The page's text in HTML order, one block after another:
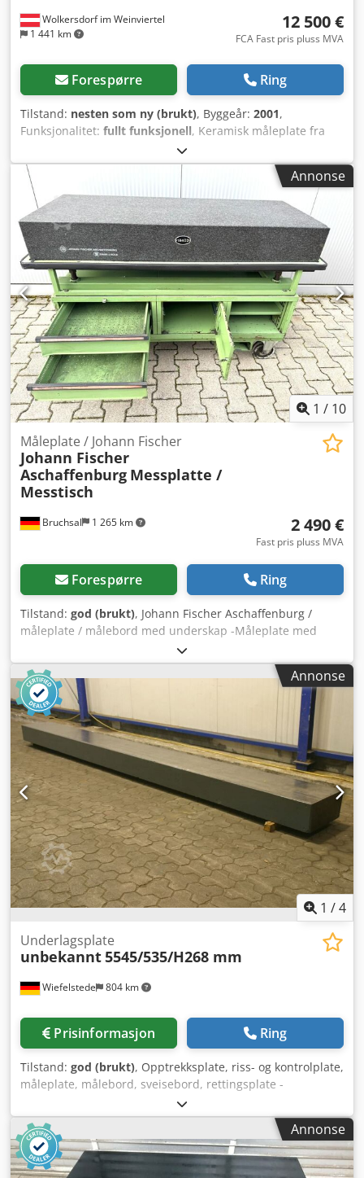
Wolkersdorf im Weinviertel
1 441 km
12 500 €
FCA Fast pris pluss MVA
Forespørre Ring
Tilstand: nesten som ny (brukt), Byggeår: 2001,
Funksjonalitet: fullt funksjonell, Keramisk måleplate fra
Johannes Fischer Aschaffenburg i laboratoriekvalitet,
1000x1000 mm. Planhet under 1 µm (!). Inkludert
underskap med 2 dører. Måleprotokoll kan leveres mot et
pristillegg. Dsdpfx Asix Ahqomxjkr
Annonse
1 / 10
Bruchsal 1 265 km
Måleplate / Johann Fischer
Johann Fischer
Aschaffenburg Messplatte /
Messtisch
2 490 €
Fast pris pluss MVA
Forespørre Ring
Tilstand: god (brukt), Johann Fischer Aschaffenburg /
måleplate / målebord med underskap -Måleplate med
understell (kjørbar) -Bordstørrelse 1,5x0,6 meter Dksdpfxsy
Shais Amxor -Nøyaktighet i henhold til DIN 876/1 -Kjørbart
på underskap med skuffer Mål: L x B x H 1,5x0,6x0,9 meter
/ 550 kg Med forbehold om feil og tastefeil.
Annonse
1 /4
Wiefelstede 804 km
Underlagsplate
unbekannt5545/535/H268 mm
Prisinformasjon Ring
Tilstand: god (brukt), Opptrekksplate, riss- og kontrolplate,
måleplate, målebord, sveisebord, rettingsplate -
Dimensjoner: 5545/535/H268 mm Dksdpfxjcpklbs Amxjr -
Platetykkelse: 60 mm -Plate: med støttekanter -Vekt: 3000
kg
Annonse